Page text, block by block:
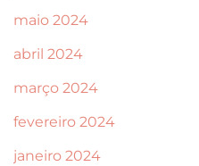
maio 2024
abril 2024
março 2024
fevereiro 2024
janeiro 2024